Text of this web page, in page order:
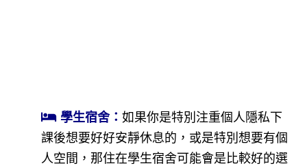
學生宿舍： 如果你是特別注重個人隱私下
課後想要好好安靜休息的，或是特別想要有個
人空間，那住在學生宿舍可能會是比較好的選